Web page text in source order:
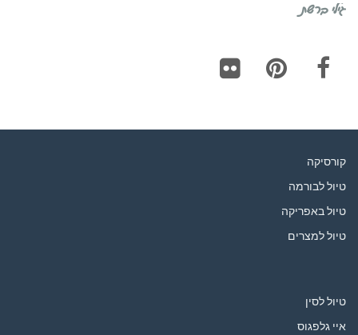
גילי ברשת
קורסיקה
טיול לבורמה
טיול באפריקה
טיול למצרים
טיול לסין
איי גלפגוס